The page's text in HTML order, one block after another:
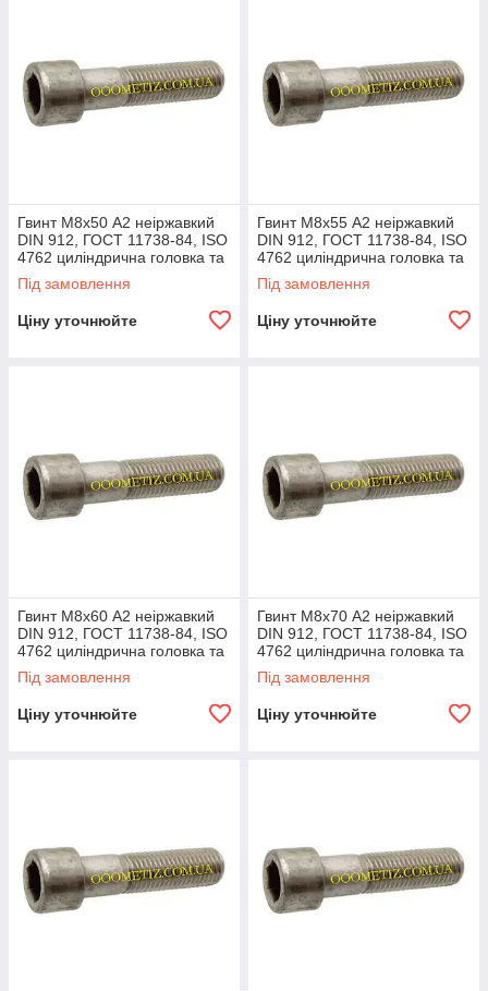
Гвинт М8х50 А2 неіржавкий
DIN 912, ГОСТ 11738-84, ISO
4762 циліндрична головка та
внутрішній шестигранник
Під замовлення
Ціну уточнюйте
Гвинт М8х55 А2 неіржавкий
DIN 912, ГОСТ 11738-84, ISO
4762 циліндрична головка та
внутрішній шестигранник
Під замовлення
Ціну уточнюйте
Гвинт М8х60 А2 неіржавкий
DIN 912, ГОСТ 11738-84, ISO
4762 циліндрична головка та
внутрішній шестигранник
Під замовлення
Ціну уточнюйте
Гвинт М8х70 А2 неіржавкий
DIN 912, ГОСТ 11738-84, ISO
4762 циліндрична головка та
внутрішній шестигранник
Під замовлення
Ціну уточнюйте